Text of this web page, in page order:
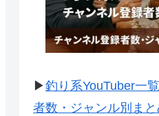
▶釣り系YouTuber一
者数・ジャンル別まと